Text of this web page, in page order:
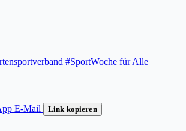
#SportWoche für Alle
E-Mail Link kopieren